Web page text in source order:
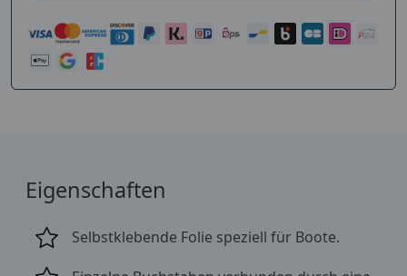
Eigenschaften
Selbstklebende Folie speziell für Boote.